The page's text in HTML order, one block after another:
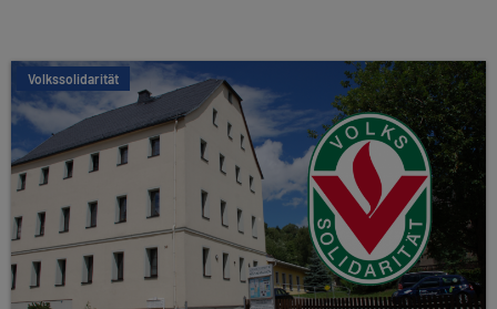
Volkssolidarität